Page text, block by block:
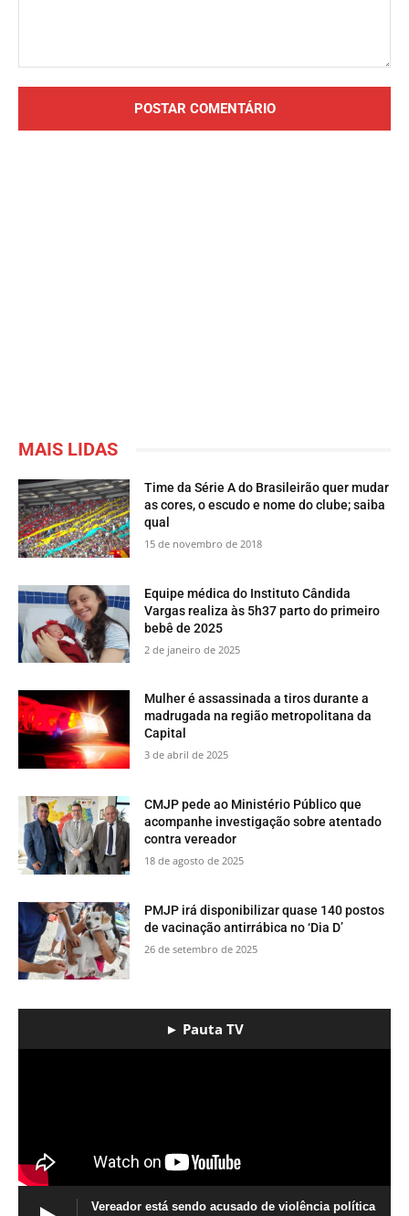
MAIS LIDAS
Time da Série A do Brasileirão quer mudar
as cores, o escudo e nome do clube; saiba
qual
15 de novembro de 2018
Equipe médica do Instituto Cândida
Vargas realiza às 5h37 parto do primeiro
bebê de 2025
2 de janeiro de 2025
Mulher é assassinada a tiros durante a
madrugada na região metropolitana da
Capital
3 de abril de 2025
CMJP pede ao Ministério Público que
acompanhe investigação sobre atentado
contra vereador
18 de agosto de 2025
PMJP irá disponibilizar quase 140 postos
de vacinação antirrábica no ‘Dia D’
26 de setembro de 2025
► Pauta TV
Vereador está sendo acusado de violência política